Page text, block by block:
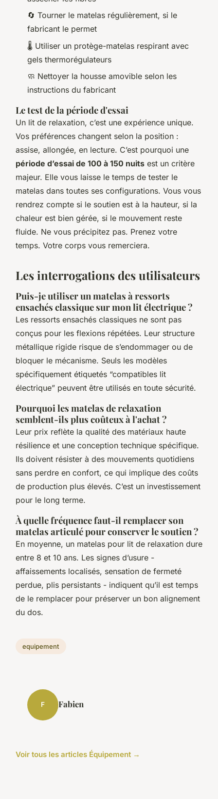
🔄 Tourner le matelas régulièrement, si le
fabricant le permet
🌡️ Utiliser un protège-matelas respirant avec
gels thermorégulateurs
🧼 Nettoyer la housse amovible selon les
instructions du fabricant
Le test de la période d'essai
Un lit de relaxation, c’est une expérience unique.
Vos préférences changent selon la position :
assise, allongée, en lecture. C’est pourquoi une
période d’essai de 100 à 150 nuits est un critère
majeur. Elle vous laisse le temps de tester le
matelas dans toutes ses configurations. Vous vous
rendrez compte si le soutien est à la hauteur, si la
chaleur est bien gérée, si le mouvement reste
fluide. Ne vous précipitez pas. Prenez votre
temps. Votre corps vous remerciera.
Les interrogations des utilisateurs
Puis-je utiliser un matelas à ressorts
ensachés classique sur mon lit électrique ?
Les ressorts ensachés classiques ne sont pas
conçus pour les flexions répétées. Leur structure
métallique rigide risque de s’endommager ou de
bloquer le mécanisme. Seuls les modèles
spécifiquement étiquetés “compatibles lit
électrique” peuvent être utilisés en toute sécurité.
Pourquoi les matelas de relaxation
semblent-ils plus coûteux à l'achat ?
Leur prix reflète la qualité des matériaux haute
résilience et une conception technique spécifique.
Ils doivent résister à des mouvements quotidiens
sans perdre en confort, ce qui implique des coûts
de production plus élevés. C’est un investissement
pour le long terme.
À quelle fréquence faut-il remplacer son
matelas articulé pour conserver le soutien ?
En moyenne, un matelas pour lit de relaxation dure
entre 8 et 10 ans. Les signes d’usure -
affaissements localisés, sensation de fermeté
perdue, plis persistants - indiquent qu’il est temps
de le remplacer pour préserver un bon alignement
du dos.
equipement
F Fabien
Voir tous les articles Équipement →